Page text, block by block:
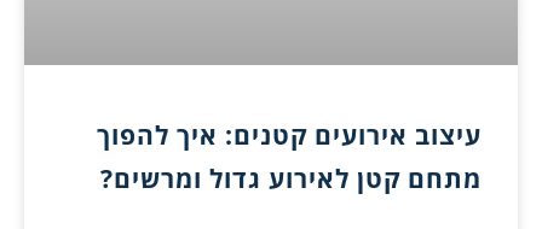
עיצוב אירועים קטנים: איך להפוך
מתחם קטן לאירוע גדול ומרשים?